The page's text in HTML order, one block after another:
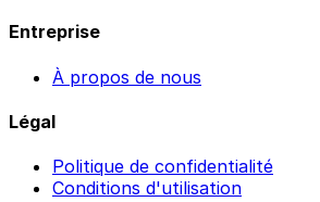
Entreprise
À propos de nous
Légal
Politique de confidentialité
Conditions d'utilisation